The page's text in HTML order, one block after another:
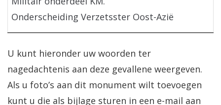
Onderscheiding Verzetsster Oost-Azië
U kunt hieronder uw woorden ter
nagedachtenis aan deze gevallene weergeven.
Als u foto’s aan dit monument wilt toevoegen
kunt u die als bijlage sturen in een e-mail aan